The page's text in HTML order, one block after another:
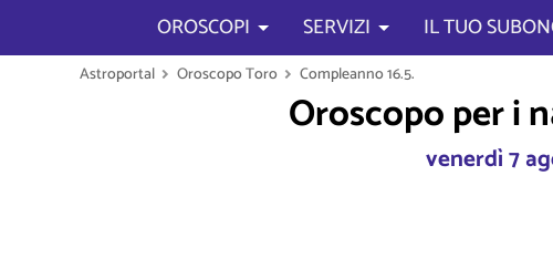
OROSCOPI SERVIZI IL TUO
Astroportal Oroscopo Toro Compleanno 16.5.
Oroscopo per i
venerdì 7